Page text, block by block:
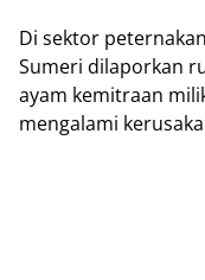
Di sektor
Sumeri dilaporkan
ayam kemitraan
mengalami